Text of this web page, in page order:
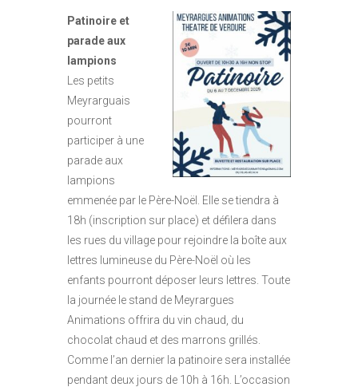
Patinoire et
parade aux
lampions
Les petits
Meyrarguais
pourront
participer à une
parade aux
lampions
emmenée par le Père-Noël. Elle se tiendra à
18h (inscription sur place) et défilera dans
les rues du village pour rejoindre la boîte aux
lettres lumineuse du Père-Noël où les
enfants pourront déposer leurs lettres. Toute
la journée le stand de Meyrargues
Animations offrira du vin chaud, du
chocolat chaud et des marrons grillés.
Comme l’an dernier la patinoire sera installée
pendant deux jours de 10h à 16h. L’occasion